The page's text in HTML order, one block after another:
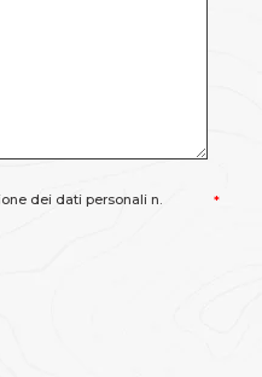
dei dati personali n.